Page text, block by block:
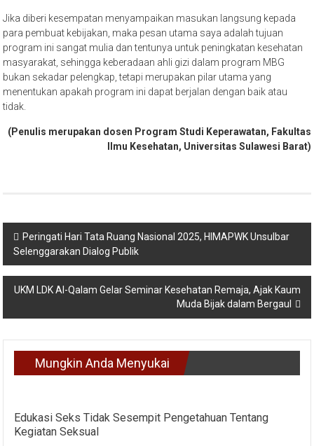
Jika diberi kesempatan menyampaikan masukan langsung kepada
para pembuat kebijakan, maka pesan utama saya adalah tujuan
program ini sangat mulia dan tentunya untuk peningkatan kesehatan
masyarakat, sehingga keberadaan ahli gizi dalam program MBG
bukan sekadar pelengkap, tetapi merupakan pilar utama yang
menentukan apakah program ini dapat berjalan dengan baik atau
tidak.
(Penulis merupakan dosen Program Studi Keperawatan, Fakultas
Ilmu Kesehatan, Universitas Sulawesi Barat)
Navigasi
pos
Peringati Hari Tata Ruang Nasional 2025, HIMAPWK Unsulbar
Selenggarakan Dialog Publik
UKM LDK Al-Qalam Gelar Seminar Kesehatan Remaja, Ajak Kaum
Muda Bijak dalam Bergaul
Mungkin Anda Menyukai
Edukasi Seks Tidak Sesempit Pengetahuan Tentang
Kegiatan Seksual